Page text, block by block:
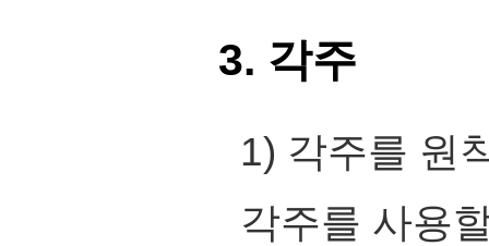
3. 각주
1) 각주를 원
각주를 사용